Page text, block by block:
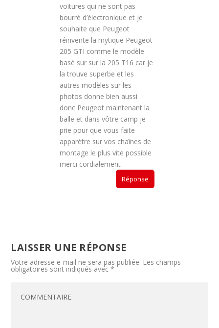
voitures qui ne sont pas
bourré d’électronique et je
souhaite que Peugeot
réinvente la mytique Peugeot
205 GTI comme le modèle
basé sur sur la 205 T16 car je
la trouve superbe et les
autres modèles sur les
photos donne bien aussi
donc Peugeot maintenant la
balle et dans vôtre camp je
prie pour que vous faite
apparètre sur vos chaînes de
montage le plus vite possible
merci cordialement
Réponse
LAISSER UNE RÉPONSE
Votre adresse e-mail ne sera pas publiée. Les champs
obligatoires sont indiqués avec*